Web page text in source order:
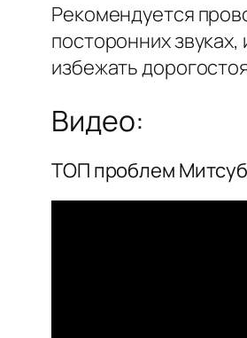
Рекомендуется
посторонних
избежать
Видео:
ТОП проблем